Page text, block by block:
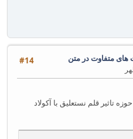
#14 های متفاوت در متن
تاثیر قلم نستعلیق با آکولاد